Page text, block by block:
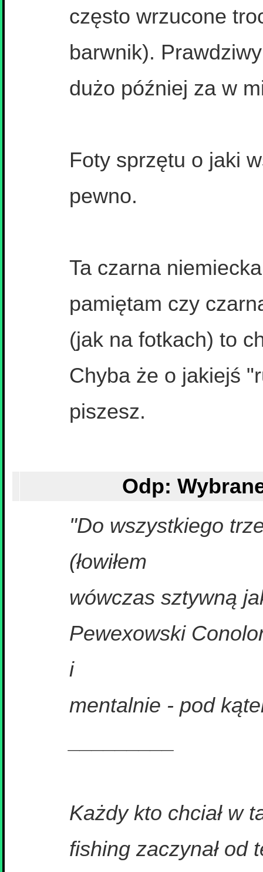
często wrzucone
barwnik).
dużo później za w
Foty sprzętu o jaki
pewno.
Ta czarna
pamiętam czy
(jak na fotkach) to
Chyba że o jakiejś
piszesz.
"Do wszystkiego
(łowiłem
wówczas sztywną
Pewexowski
i
mentalnie - pod
Każdy kto chciał w
fishing zaczynał od